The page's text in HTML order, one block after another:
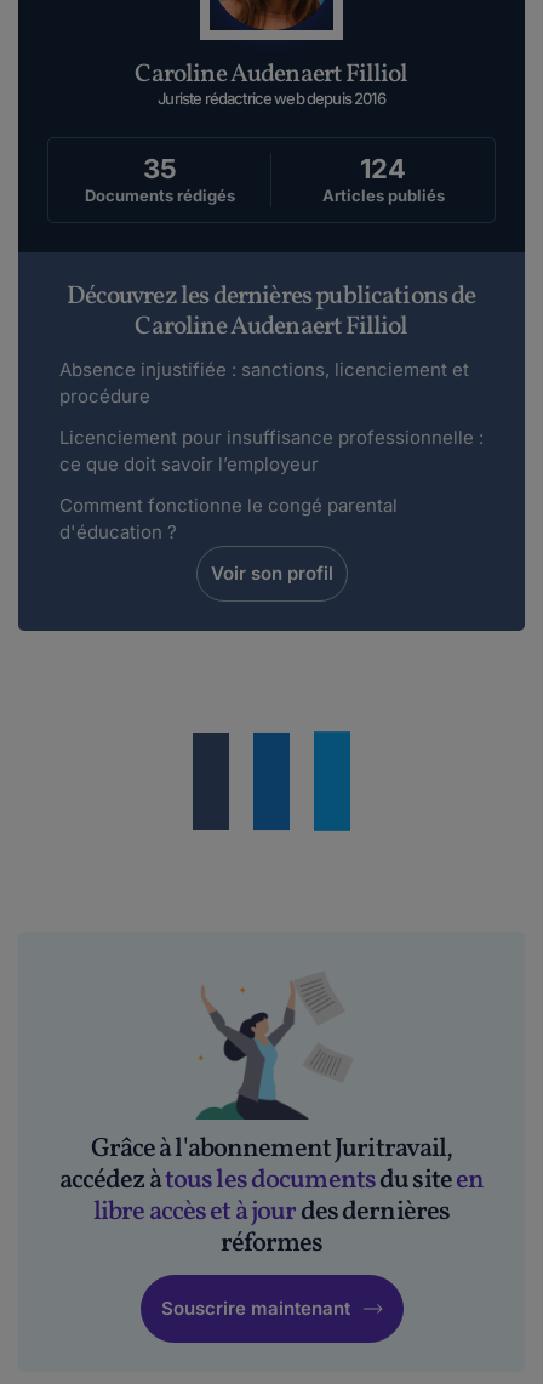
Caroline Audenaert Filliol
Juriste rédactrice web depuis 2016
35
Documents rédigés
124
Articles publiés
Découvrez les dernières publications de
Caroline Audenaert Filliol
Absence injustifiée : sanctions, licenciement et
procédure
Licenciement pour insuffisance professionnelle :
ce que doit savoir l’employeur
Comment fonctionne le congé parental
d'éducation ?
Voir son profil
Grâce à l'abonnement Juritravail,
accédez àtous les documentsdu siteen
libre accès et à jourdes dernières
réformes
Souscrire maintenant